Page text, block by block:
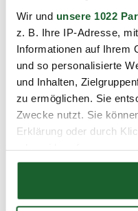
Wir und unsere 1022
z. B. Ihre IP-Adresse,
Informationen auf Ihrem
und so personalisierte
und Inhalten,
zu ermöglichen. Sie
Zwecke nutzt. Sie
Erklärung oder durch
Wenn Sie es erlauben,
Informationen
Online Inhalte
Plätze verfügbar
alle Standorte /
« 1 »